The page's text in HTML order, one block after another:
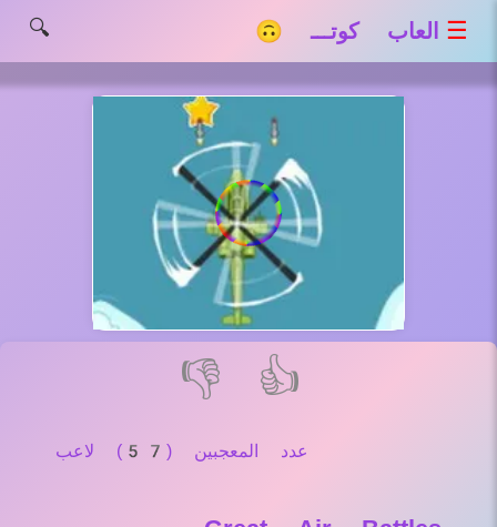
☰ العاب كوتـــ 🙃 🔍
👍
👎
عدد المعجبين (57) لاعب